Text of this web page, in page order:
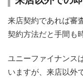
来店契約であれば審
契約方法だと手間も
ユニーファイナンス
いますが、来店以外